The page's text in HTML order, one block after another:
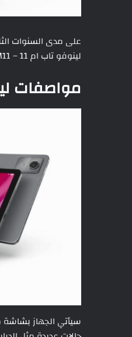
على مدى السنوات الثلاثة
لينوفو تاب ام 11 – Lenovo Tab M11
مواصفات